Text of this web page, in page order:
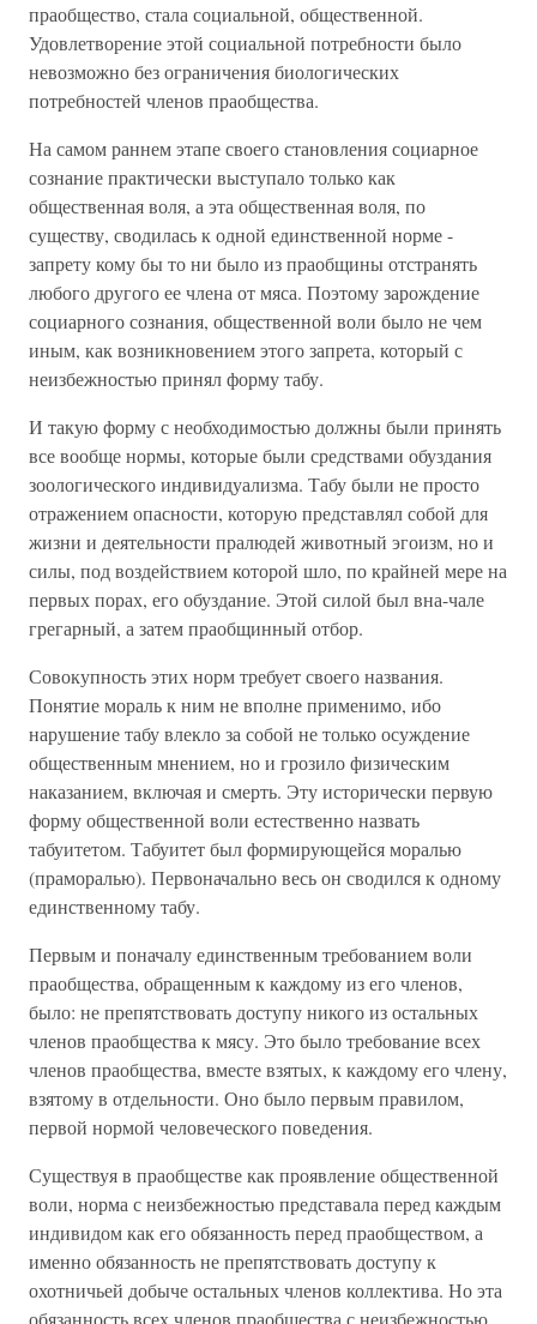
праобщество, стала социальной, общественной.
Удовлетворение этой социальной потребности было
невозможно без ограничения биологических
потребностей членов праобщества.
На самом раннем этапе своего становления социарное
сознание практически выступало только как
общественная воля, а эта общественная воля, по
существу, сводилась к одной единственной норме -
запрету кому бы то ни было из праобщины отстранять
любого другого ее члена от мяса. Поэтому зарождение
социарного сознания, общественной воли было не чем
иным, как возникновением этого запрета, который с
неизбежностью принял форму табу.
И такую форму с необходимостью должны были принять
все вообще нормы, которые были средствами обуздания
зоологического индивидуализма. Табу были не просто
отражением опасности, которую представлял собой для
жизни и деятельности пралюдей животный эгоизм, но и
силы, под воздействием которой шло, по крайней мере на
первых порах, его обуздание. Этой силой был вна-чале
грегарный, а затем праобщинный отбор.
Совокупность этих норм требует своего названия.
Понятие мораль к ним не вполне применимо, ибо
нарушение табу влекло за собой не только осуждение
общественным мнением, но и грозило физическим
наказанием, включая и смерть. Эту исторически первую
форму общественной воли естественно назвать
табуитетом. Табуитет был формирующейся моралью
(праморалью). Первоначально весь он сводился к одному
единственному табу.
Первым и поначалу единственным требованием воли
праобщества, обращенным к каждому из его членов,
было: не препятствовать доступу никого из остальных
членов праобщества к мясу. Это было требование всех
членов праобщества, вместе взятых, к каждому его члену,
взятому в отдельности. Оно было первым правилом,
первой нормой человеческого поведения.
Существуя в праобществе как проявление общественной
воли, норма с неизбежностью представала перед каждым
индивидом как его обязанность перед праобществом, а
именно обязанность не препятствовать доступу к
охотничьей добыче остальных членов коллектива. Но эта
обязанность всех членов праобщества с неизбежностью